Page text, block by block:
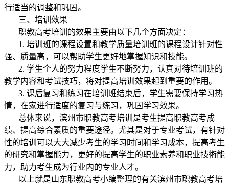
行适当的调整和巩固。
三、培训效果
职教高考培训的效果主要由以下几个方面决定：
1. 培训班的课程设置和教学质量培训班的课程设计针对性
强、质量高，可以帮助学生更好地掌握知识和技能。
2. 学生个人的努力程度学生不断努力，认真对待培训班的
教学内容和考试技巧，将对提高培训效果起到重要的作用。
3. 课后复习和练习在培训班结束后，学生需要保持学习热
情，在家进行适度的复习与练习，巩固学习效果。
总体来说， 滨州市职教高考培训是考生提高职教高考成
绩、提高综合素质的重要途径。尤其是对于专业考试，有针对
性的培训可以大大减少考生的学习时间和学习成本，提高考生
的研究和掌握能力，更好的提高学生的职业素养和职业技術能
力，助力考生成为行业内的专业人才。
以上就是山东职教高考小编整理的有关滨州市职教高考培